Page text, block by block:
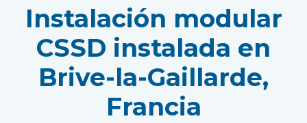
Instalación modular
CSSD instalada en
Brive-la-Gaillarde,
Francia